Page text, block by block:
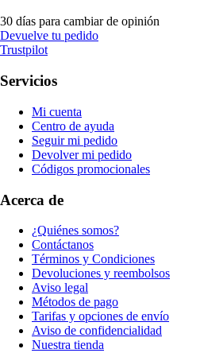
30 días para cambiar de opinión
Devuelve tu pedido
Trustpilot
Servicios
Mi cuenta
Centro de ayuda
Seguir mi pedido
Devolver mi pedido
Códigos promocionales
Acerca de
¿Quiénes somos?
Contáctanos
Términos y Condiciones
Devoluciones y reembolsos
Aviso legal
Métodos de pago
Tarifas y opciones de envío
Aviso de confidencialidad
Nuestra tienda